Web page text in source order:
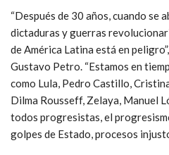
“Después de 30 años, cuando se
dictaduras y guerras
de América Latina está en
Gustavo Petro. “Estamos en
como Lula, Pedro Castillo,
Dilma Rousseff, Zelaya, Manuel
todos progresistas, el
golpes de Estado, procesos